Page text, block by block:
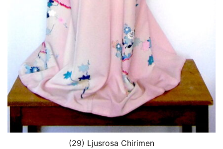
(29) Ljusrosa Chirimen